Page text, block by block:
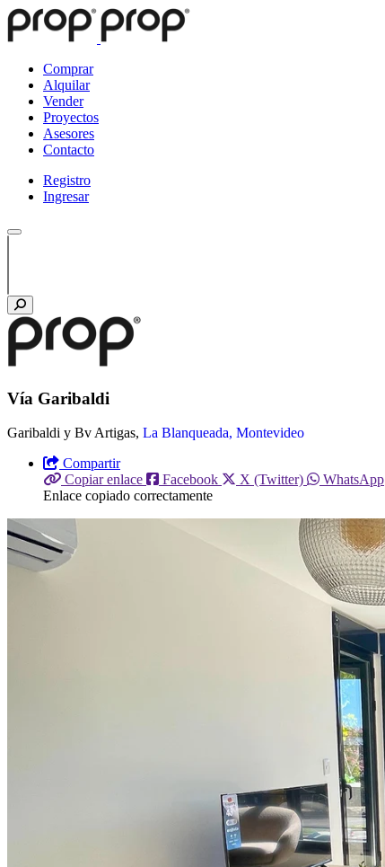
Comprar
Alquilar
Vender
Proyectos
Asesores
Contacto
Registro
Ingresar
Vía Garibaldi
Garibaldi y Bv Artigas, La Blanqueada, Montevideo
Compartir
Copiar enlace
Facebook X (Twitter)
WhatsApp
Enlace copiado correctamente